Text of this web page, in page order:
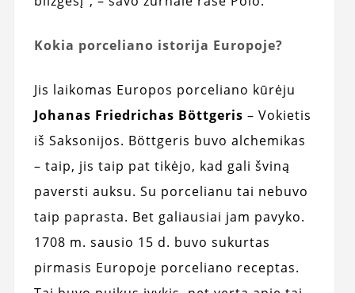
Kokia porceliano istorija Europoje?
Jis laikomas Europos porceliano kūrėju
Johanas Friedrichas Böttgeris – Vokietis
iš Saksonijos. Böttgeris buvo alchemikas
– taip, jis taip pat tikėjo, kad gali šviną
paversti auksu. Su porcelianu tai nebuvo
taip paprasta. Bet galiausiai jam pavyko.
1708 m. sausio 15 d. buvo sukurtas
pirmasis Europoje porceliano receptas.